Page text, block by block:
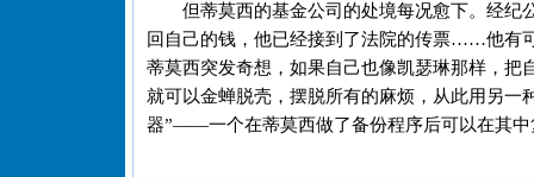
但蒂莫西的基金公司的处境每况愈下。经纪
回自己的钱，他已经接到了法院的传票……他有
蒂莫西突发奇想，如果自己也像凯瑟琳那样，
就可以金蝉脱壳，摆脱所有的麻烦，从此用另一
器”——一个在蒂莫西做了备份程序后可以在其中